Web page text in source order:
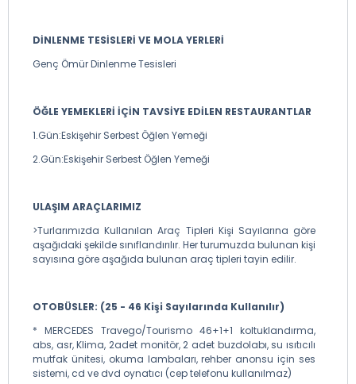
DİNLENME TESİSLERİ VE MOLA YERLERİ
Genç Ömür Dinlenme Tesisleri
ÖĞLE YEMEKLERİ İÇİN TAVSİYE EDİLEN RESTAURANTLAR
1.Gün:Eskişehir Serbest Öğlen Yemeği
2.Gün:Eskişehir Serbest Öğlen Yemeği
ULAŞIM ARAÇLARIMIZ
>Turlarımızda Kullanılan Araç Tipleri Kişi Sayılarına göre
aşağıdaki şekilde sınıflandırılır. Her turumuzda bulunan kişi
sayısına göre aşağıda bulunan araç tipleri tayin edilir.
OTOBÜSLER: (25 - 46 Kişi Sayılarında Kullanılır)
* MERCEDES Travego/Tourismo 46+1+1 koltuklandırma,
abs, asr, Klima, 2adet monitör, 2 adet buzdolabı, su ısıtıcılı
mutfak ünitesi, okuma lambaları, rehber anonsu için ses
sistemi, cd ve dvd oynatıcı (cep telefonu kullanılmaz)